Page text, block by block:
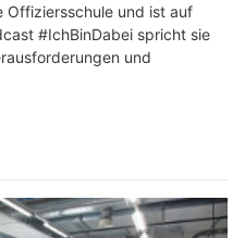
Offiziersschule und ist auf
#IchBinDabei spricht sie
und